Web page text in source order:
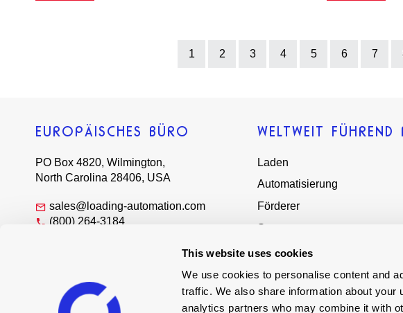
This website uses cookies
We use cookies to personalise content and
traffic. We also share information about
analytics partners who may combine it with
1 2 3 4 5 6 7
EUROPÄISCHES BÜRO
PO Box 4820, Wilmington,
North Carolina 28406, USA
sales@loading-automation.com
(800) 264-3184
WELTWEIT FÜHREND
Laden
Automatisierung
Förderer
Systeme
Dienstleistungen
Lass uns chatten
Globale Vertriebspartner